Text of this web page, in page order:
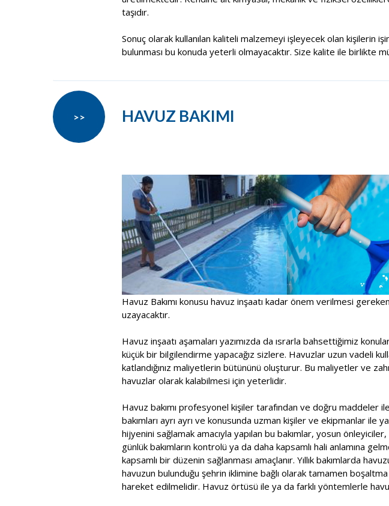
taşıdır.
Sonuç olarak kullanılan kaliteli malzemeyi işleyecek olan kişilerin
bulunması bu konuda yeterli olmayacaktır. Size kalite ile birlikte
HAVUZ BAKIMI
>>
Havuz Bakımı konusu havuz inşaatı kadar önem verilmesi
uzayacaktır.
Havuz inşaatı aşamaları yazımızda da ısrarla bahsettiğimiz
küçük bir bilgilendirme yapacağız sizlere. Havuzlar uzun vadeli
katlandığınız maliyetlerin bütününü oluşturur. Bu maliyetler ve
havuzlar olarak kalabilmesi için yeterlidir.
Havuz bakımı profesyonel kişiler tarafından ve doğru maddeler ile
bakımları ayrı ayrı ve konusunda uzman kişiler ve ekipmanlar ile
hijyenini sağlamak amacıyla yapılan bu bakımlar, yosun
günlük bakımların kontrolü ya da daha kapsamlı hali anlamına
kapsamlı bir düzenin sağlanması amaçlanır. Yıllık bakımlarda
havuzun bulunduğu şehrin iklimine bağlı olarak tamamen
hareket edilmelidir. Havuz örtüsü ile ya da farklı yöntemlerle